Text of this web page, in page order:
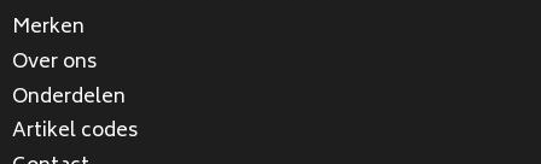
Merken
Over ons
Onderdelen
Artikel codes